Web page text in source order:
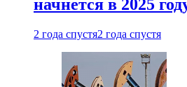
начнется в 2025
2 года спустя2 года спустя